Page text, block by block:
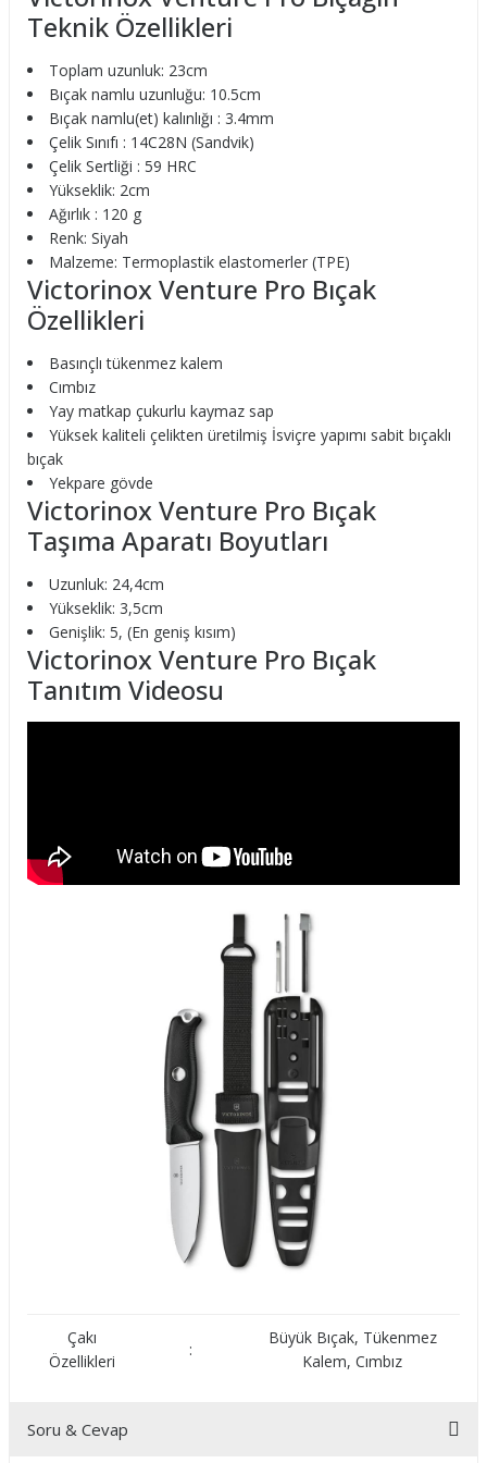
Teknik Özellikleri
Toplam uzunluk: 23cm
Bıçak namlu uzunluğu: 10.5cm
Bıçak namlu(et) kalınlığı : 3.4mm
Çelik Sınıfı : 14C28N (Sandvik)
Çelik Sertliği : 59 HRC
Yükseklik: 2cm
Ağırlık : 120 g
Renk: Siyah
Malzeme: Termoplastik elastomerler (TPE)
Victorinox Venture Pro Bıçak
Özellikleri
Basınçlı tükenmez kalem
Cımbız
Yay matkap çukurlu kaymaz sap
Yüksek kaliteli çelikten üretilmiş İsviçre yapımı sabit bıçaklı
bıçak
Yekpare gövde
Victorinox Venture Pro Bıçak
Taşıma Aparatı Boyutları
Uzunluk: 24,4cm
Yükseklik: 3,5cm
Genişlik: 5, (En geniş kısım)
Victorinox Venture Pro Bıçak
Tanıtım Videosu
Çakı
Özellikleri
:
Büyük Bıçak, Tükenmez
Kalem, Cımbız
Soru & Cevap